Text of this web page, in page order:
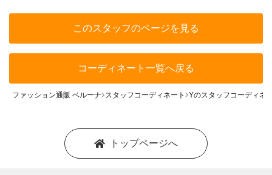
このスタッフのページを見る
コーディネート一覧へ戻る
ファッション通販 ベルーナ スタッフコーディネート Yのスタッフコーディネ
トップページへ